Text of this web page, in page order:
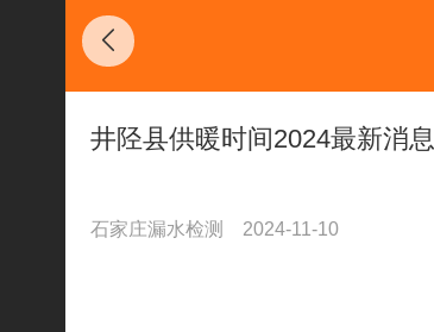
井陉县供暖时间2024最新消息
石家庄漏水检测 2024-11-10